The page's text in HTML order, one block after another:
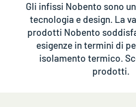
Gli infissi Nobento sono
tecnologia e design. La
prodotti Nobento
esigenze in termini di
isolamento termico.
prodotti.